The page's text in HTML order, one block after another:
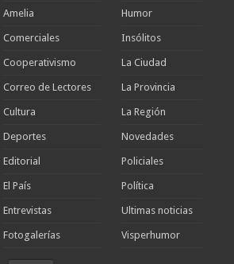
Amelia
Comerciales
Cooperativismo
Correo de Lectores
Cultura
Deportes
Editorial
El País
Entrevistas
Fotogalerías
Humor
Insólitos
La Ciudad
La Provincia
La Región
Novedades
Policiales
Política
Ultimas noticias
Visperhumor